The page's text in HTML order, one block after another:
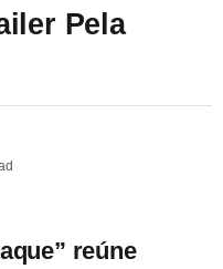
Pela
reúne